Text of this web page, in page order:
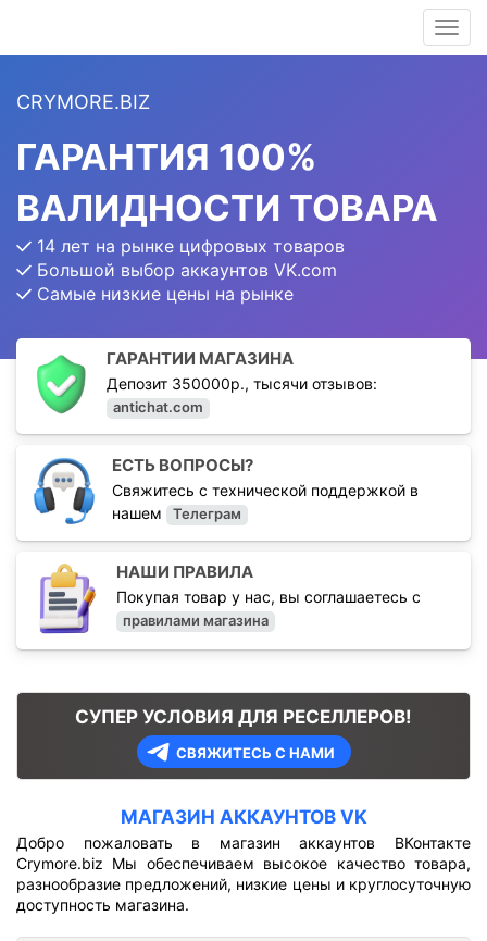
CRYMORE.BIZ
ГАРАНТИЯ 100%
ВАЛИДНОСТИ ТОВАРА
14 лет на рынке цифровых товаров
Большой выбор аккаунтов VK.com
Самые низкие цены на рынке
ГАРАНТИИ МАГАЗИНА
Депозит 350000р., тысячи отзывов:
antichat.com
ЕСТЬ ВОПРОСЫ?
Свяжитесь с технической поддержкой в
нашем
Телеграм
НАШИ ПРАВИЛА
Покупая товар у нас, вы соглашаетесь с
правилами магазина
СУПЕР УСЛОВИЯ ДЛЯ РЕСЕЛЛЕРОВ!
СВЯЖИТЕСЬ С НАМИ
МАГАЗИН АККАУНТОВ VK
Добро пожаловать в магазин аккаунтов ВКонтакте
Crymore.biz Мы обеспечиваем высокое качество товара,
разнообразие предложений, низкие цены и круглосуточную
доступность магазина.